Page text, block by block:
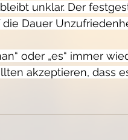
unklar. Der
Dauer
oder „es“ immer
akzeptieren, dass